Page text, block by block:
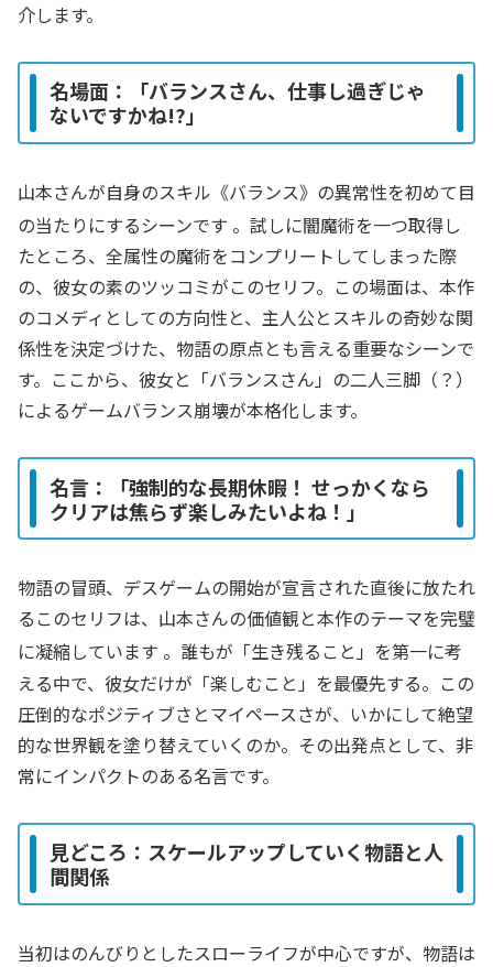
介します。
名場面：「バランスさん、仕事し過ぎじゃ
ないですかね!?」
山本さんが自身のスキル《バランス》の異常性を初めて目
の当たりにするシーンです 。試しに闇魔術を一つ取得し
たところ、全属性の魔術をコンプリートしてしまった際
の、彼女の素のツッコミがこのセリフ。この場面は、本作
のコメディとしての方向性と、主人公とスキルの奇妙な関
係性を決定づけた、物語の原点とも言える重要なシーンで
す。ここから、彼女と「バランスさん」の二人三脚（？）
によるゲームバランス崩壊が本格化します。
名言：「強制的な長期休暇！ せっかくなら
クリアは焦らず楽しみたいよね！」
物語の冒頭、デスゲームの開始が宣言された直後に放たれ
るこのセリフは、山本さんの価値観と本作のテーマを完璧
に凝縮しています 。誰もが「生き残ること」を第一に考
える中で、彼女だけが「楽しむこと」を最優先する。この
圧倒的なポジティブさとマイペースさが、いかにして絶望
的な世界観を塗り替えていくのか。その出発点として、非
常にインパクトのある名言です。
見どころ：スケールアップしていく物語と人
間関係
当初はのんびりとしたスローライフが中心ですが、物語は